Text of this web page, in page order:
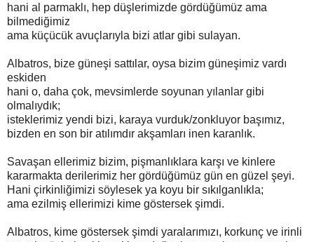
hani al parmaklı, hep düşlerimizde gördüğümüz ama
bilmediğimiz
ama küçücük avuçlarıyla bizi atlar gibi sulayan.
Albatros, bize güneşi sattılar, oysa bizim güneşimiz vardı
eskiden
hani o, daha çok, mevsimlerde soyunan yılanlar gibi
olmalıydık;
isteklerimiz yendi bizi, karaya vurduk/zonkluyor başımız,
bizden en son bir atılımdır akşamları inen karanlık.
Savaşan ellerimiz bizim, pişmanlıklara karşı ve kinlere
kararmakta derilerimiz her gördüğümüz gün en güzel şeyi.
Hani çirkinliğimizi söylesek ya koyu bir sıkılganlıkla;
ama ezilmiş ellerimizi kime göstersek şimdi.
Albatros, kime göstersek şimdi yaralarımızı, korkunç ve irinli